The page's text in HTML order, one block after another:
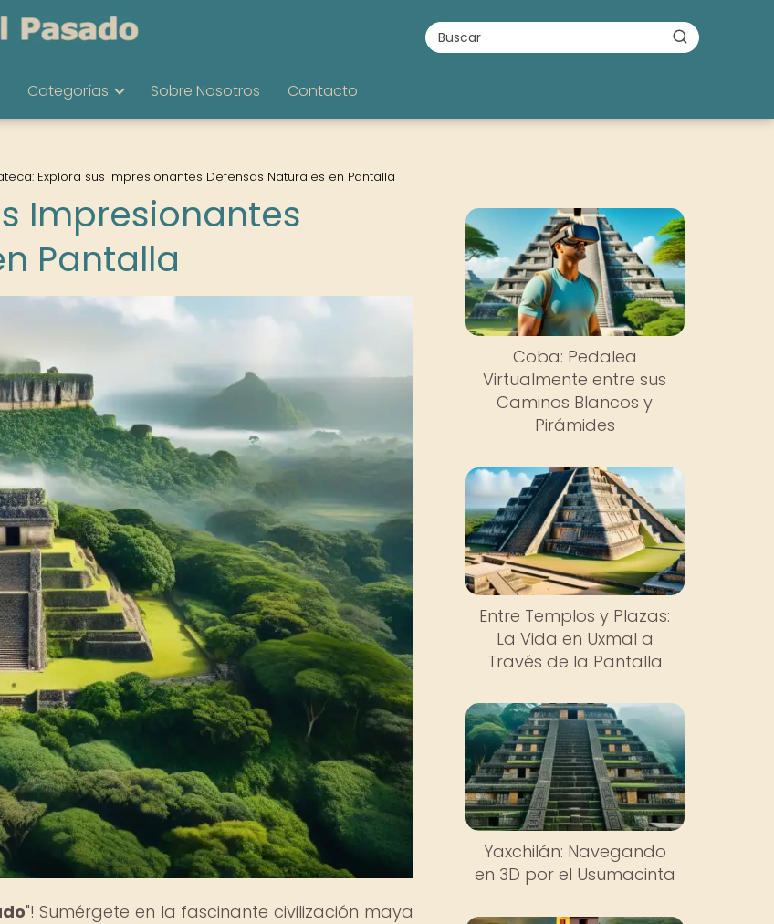
Categorías Sobre Nosotros Contacto
Explora sus Impresionantes Defensas Naturales en Pantalla
Impresionantes
Pantalla
"! Sumérgete en la fascinante civilización maya
Coba: Pedalea
Virtualmente entre sus
Caminos Blancos y
Pirámides
Entre Templos y Plazas:
La Vida en Uxmal a
Través de la Pantalla
Yaxchilán: Navegando
en 3D por el Usumacinta